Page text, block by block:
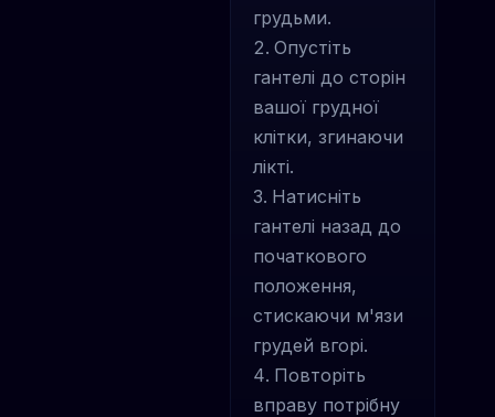
грудьми.
Опустіть
гантелі до сторін
вашої грудної
клітки, згинаючи
лікті.
Натисніть
гантелі назад до
початкового
положення,
стискаючи м'язи
грудей вгорі.
Повторіть
вправу потрібну